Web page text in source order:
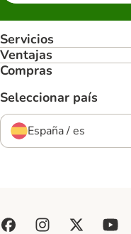
Servicios
Ventajas
Compras
Seleccionar país
España / es